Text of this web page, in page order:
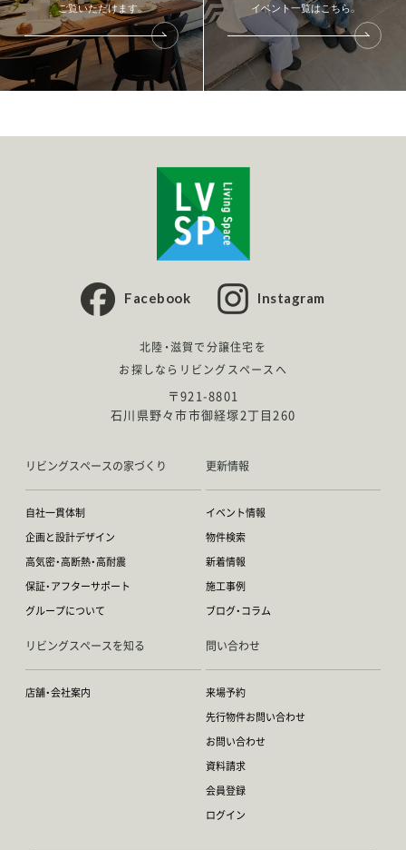
ご覧いただけます。
イベント一覧はこちら。
Facebook Instagram
北陸・滋賀で分譲住宅を
お探しならリビングスペースへ
〒921-8801
石川県野々市市御経塚2丁目260
リビングスペースの家づくり
自社一貫体制
企画と設計デザイン
高気密・高断熱・高耐震
保証・アフターサポート
グループについて
更新情報
イベント情報
物件検索
新着情報
施工事例
ブログ・コラム
リビングスペースを知る
店舗・会社案内
問い合わせ
来場予約
先行物件お問い合わせ
お問い合わせ
資料請求
会員登録
ログイン